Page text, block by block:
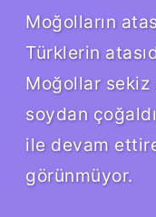
Moğolların
Türklerin
Moğollar sekiz
soydan
ile devam
görünmüyor.